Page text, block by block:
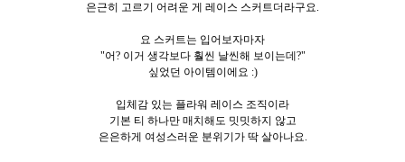
은근히 고르기 어려운 게 레이스 스커트더라구요.
요 스커트는 입어보자마자
"어? 이거 생각보다 훨씬 날씬해 보이는데?"
싶었던 아이템이에요 :)
입체감 있는 플라워 레이스 조직이라
기본 티 하나만 매치해도 밋밋하지 않고
은은하게 여성스러운 분위기가 딱 살아나요.